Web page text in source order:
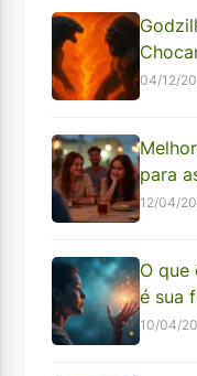
04/12/
para
12/04/
O que
é sua
10/04/